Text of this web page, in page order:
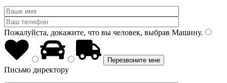
Пожалуйста, докажите, что вы человек, выбрав Машину.
Письмо директору